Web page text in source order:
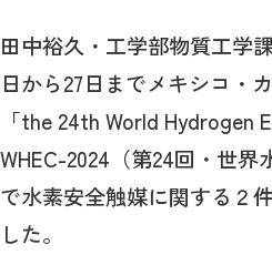
田中裕久・工学部物質工学
日から27日までメキシコ・
「the 24th World Hydrogen
WHEC-2024（第24回・世界
で水素安全触媒に関する２
した。